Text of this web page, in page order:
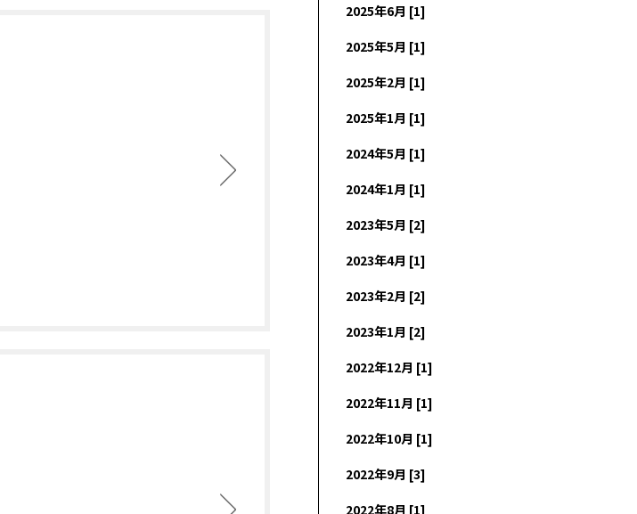
2025年6月 [1]
2025年5月 [1]
2025年2月 [1]
2025年1月 [1]
2024年5月 [1]
2024年1月 [1]
2023年5月 [2]
2023年4月 [1]
2023年2月 [2]
2023年1月 [2]
2022年12月 [1]
2022年11月 [1]
2022年10月 [1]
2022年9月 [3]
2022年8月 [1]